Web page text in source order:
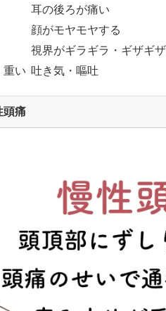
耳の後ろが痛い
顔がモヤモヤする
視界がギラギラ・ギザギ
重い 吐き気・嘔吐
頭痛